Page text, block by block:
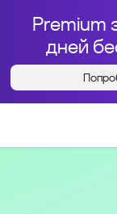
Premium
дней